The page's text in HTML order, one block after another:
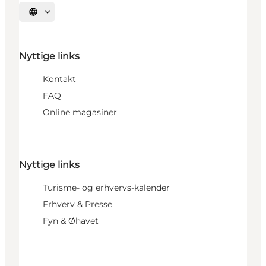
Vælg sprog
Nyttige links
Kontakt
FAQ
Online magasiner
Nyttige links
Turisme- og erhvervs-kalender
Erhverv & Presse
Fyn & Øhavet